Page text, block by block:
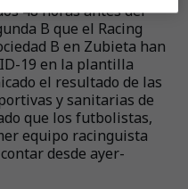
48 horas antes del
B que el Racing
B en Zubieta han
19 en la plantilla
el resultado de las
y sanitarias de
que los futbolistas,
equipo racinguista
desde ayer-